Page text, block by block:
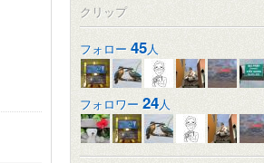
クリップ
フォロー 45人
フォロワー 24人